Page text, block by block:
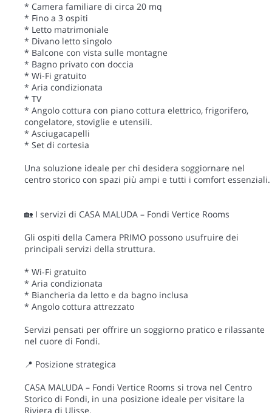
* Camera familiare di circa 20 mq
* Fino a 3 ospiti
* Letto matrimoniale
* Divano letto singolo
* Balcone con vista sulle montagne
* Bagno privato con doccia
* Wi-Fi gratuito
* Aria condizionata
* TV
* Angolo cottura con piano cottura elettrico, frigorifero,
congelatore, stoviglie e utensili.
* Asciugacapelli
* Set di cortesia
Una soluzione ideale per chi desidera soggiornare nel
centro storico con spazi più ampi e tutti i comfort essenziali.
🏡 I servizi di CASA MALUDA – Fondi Vertice Rooms
Gli ospiti della Camera PRIMO possono usufruire dei
principali servizi della struttura.
* Wi-Fi gratuito
* Aria condizionata
* Biancheria da letto e da bagno inclusa
* Angolo cottura attrezzato
Servizi pensati per offrire un soggiorno pratico e rilassante
nel cuore di Fondi.
📍 Posizione strategica
CASA MALUDA – Fondi Vertice Rooms si trova nel Centro
Storico di Fondi, in una posizione ideale per visitare la
Riviera di Ulisse.